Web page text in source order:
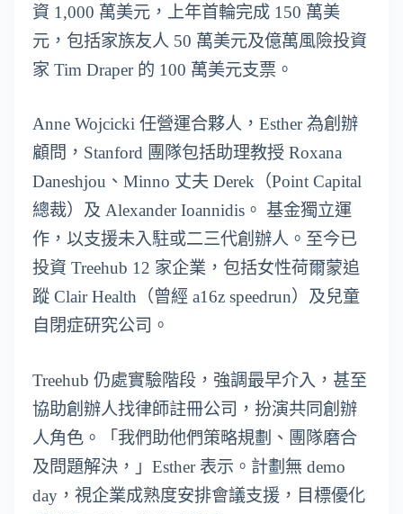
資 1,000 萬美元，上年首輪完成 150 萬美
元，包括家族友人 50 萬美元及億萬風險投資
家 Tim Draper 的 100 萬美元支票。
Anne Wojcicki 任營運合夥人，Esther 為創辦
顧問，Stanford 團隊包括助理教授 Roxana
Daneshjou、Minno 丈夫 Derek（Point Capital
總裁）及 Alexander Ioannidis。 基金獨立運
作，以支援未入駐或二三代創辦人。至今已
投資 Treehub 12 家企業，包括女性荷爾蒙追
蹤 Clair Health（曾經 a16z speedrun）及兒童
自閉症研究公司。
Treehub 仍處實驗階段，強調最早介入，甚至
協助創辦人找律師註冊公司，扮演共同創辦
人角色。「我們助他們策略規劃、團隊磨合
及問題解決，」Esther 表示。計劃無 demo
day，視企業成熟度安排會議支援，目標優化